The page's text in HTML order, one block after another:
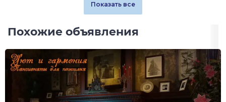
Показать все
Похожие объявления